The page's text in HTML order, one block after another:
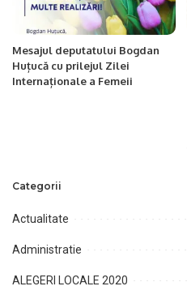
Mesajul deputatului Bogdan
Huțucă cu prilejul Zilei
Internaționale a Femeii
Categorii
Actualitate
Administratie
ALEGERI LOCALE 2020